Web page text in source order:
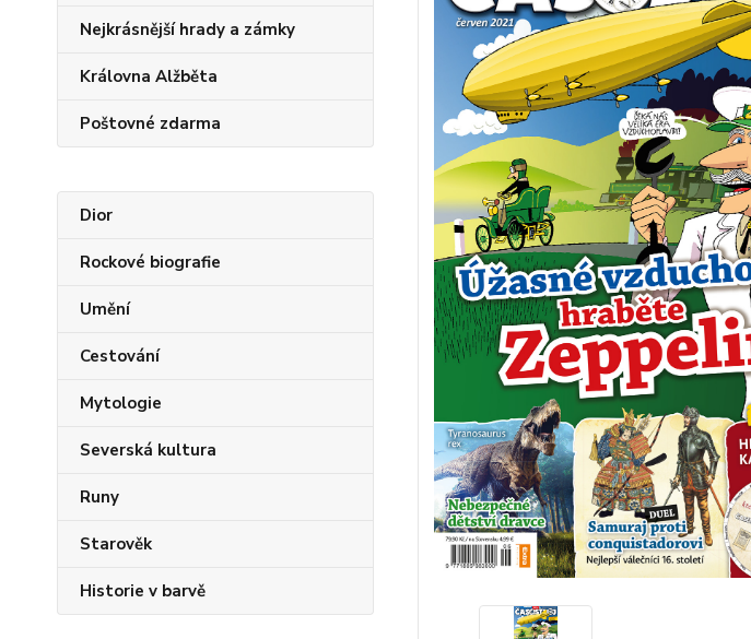
Nejkrásnější hrady a zámky
Královna Alžběta
Poštovné zdarma
Dior
Rockové biografie
Umění
Cestování
Mytologie
Severská kultura
Runy
Starověk
Historie v barvě